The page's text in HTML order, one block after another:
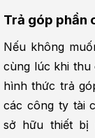
Trả góp phần
Nếu không
cùng lúc khi thu
hình thức trả
các công ty tài
sở hữu thiết bị